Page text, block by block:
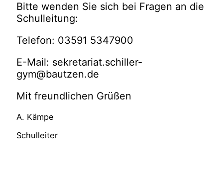
Bitte wenden Sie sich bei Fragen an die
Schulleitung:
Telefon: 03591 5347900
E-Mail: sekretariat.schiller-
gym@bautzen.de
Mit freundlichen Grüßen
A. Kämpe
Schulleiter